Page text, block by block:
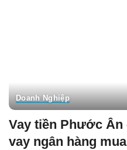
Doanh Nghiệp
Vay tiền Phước
vay ngân hàng